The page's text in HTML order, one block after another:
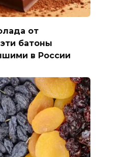
от
батоны
в России